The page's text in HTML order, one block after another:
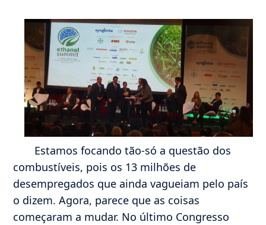
Estamos focando tão-só a questão dos
combustíveis, pois os 13 milhões de
desempregados que ainda vagueiam pelo país
o dizem. Agora, parece que as coisas
começaram a mudar. No último Congresso